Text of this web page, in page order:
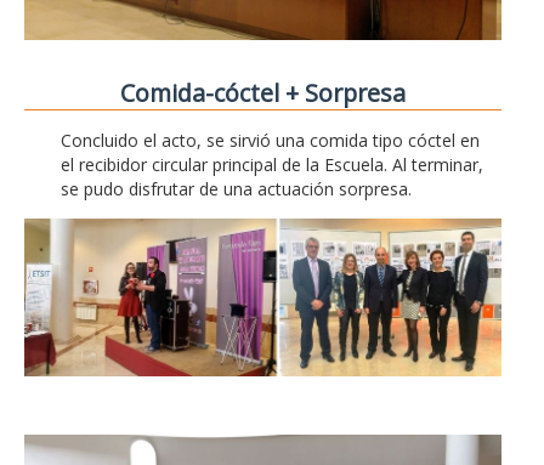
Comida-cóctel + Sorpresa
Concluido el acto, se sirvió una comida tipo cóctel en
el recibidor circular principal de la Escuela. Al terminar,
se pudo disfrutar de una actuación sorpresa.